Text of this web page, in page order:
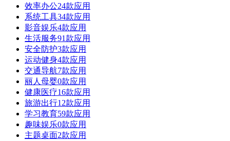
效率办公24款应用
系统工具34款应用
影音娱乐4款应用
生活服务91款应用
安全防护3款应用
运动健身4款应用
交通导航7款应用
丽人母婴0款应用
健康医疗16款应用
旅游出行12款应用
学习教育59款应用
趣味娱乐0款应用
主题桌面2款应用